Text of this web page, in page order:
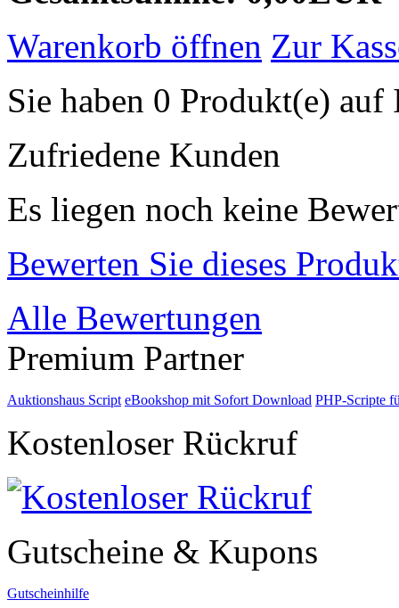
Warenkorb öffnen Zur
Sie haben 0 Produkt(e)
Zufriedene Kunden
Es liegen noch keine
Bewerten Sie dieses
Alle Bewertungen
Premium Partner
Auktionshaus Script eBookshop mit Sofort Download PHP-Scripte
Kostenloser Rückruf
Gutscheine & Kupons
Gutscheinhilfe